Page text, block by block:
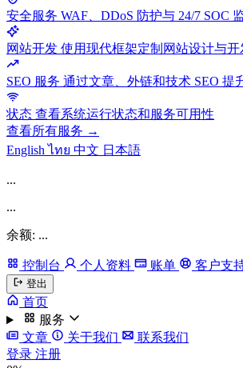
安全服务 WAF、DDoS 防护与 24/7 SOC
网站开发 使用现代框架定制网站设计与开
SEO 服务 通过文章、外链和技术 SEO 提
状态 查看系统运行状态和服务可用性
查看所有服务 →
Englishไทย 中文 日本語
...
...
余额: ...
控制台 个人资料 账单 客户支
登出
首页
服务
文章
关于我们
联系我们
登录 注册